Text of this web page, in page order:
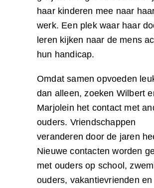
haar kinderen mee naar
werk. Een plek waar haar
leren kijken naar de mens
hun handicap.
Omdat samen opvoeden
dan alleen, zoeken Wilbert
Marjolein het contact met
ouders. Vriendschappen
veranderen door de jaren
Nieuwe contacten worden
met ouders op school,
ouders, vakantievrienden en